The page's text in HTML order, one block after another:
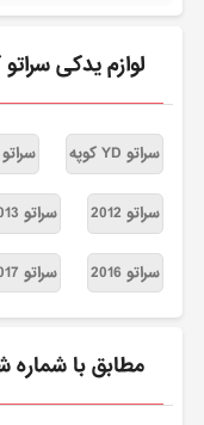
لوازم یدکی
سراتو YD کوپه سراتو TD کوپه
سراتو 2012 سراتو 2013
سراتو 2016 سراتو 2017
مطابق با